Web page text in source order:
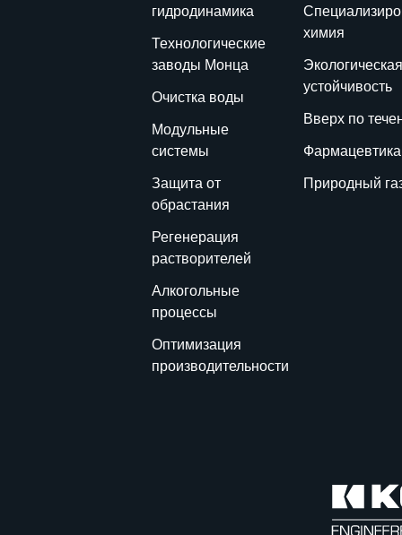
гидродинамика
Технологические
заводы Монца
Очистка воды
Модульные
системы
Защита от
обрастания
Регенерация
растворителей
Алкогольные
процессы
Оптимизация
производительности
химия
Экологическая
устойчивость
Вверх по
Фармацевтика
Природный